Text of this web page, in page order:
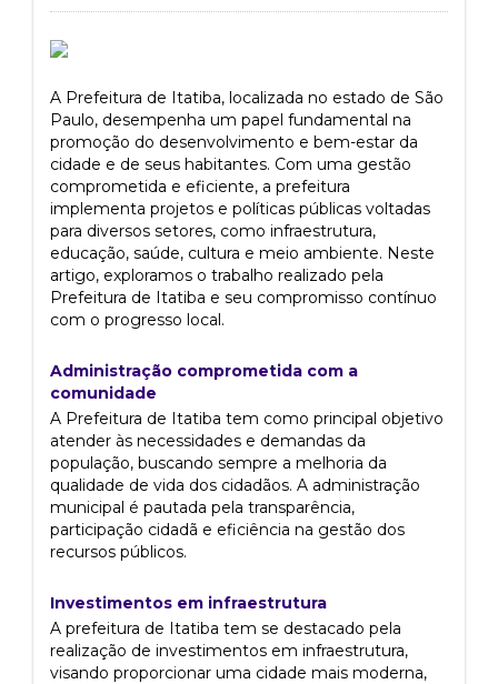
A Prefeitura de Itatiba, localizada no estado de São
Paulo, desempenha um papel fundamental na
promoção do desenvolvimento e bem-estar da
cidade e de seus habitantes. Com uma gestão
comprometida e eficiente, a prefeitura
implementa projetos e políticas públicas voltadas
para diversos setores, como infraestrutura,
educação, saúde, cultura e meio ambiente. Neste
artigo, exploramos o trabalho realizado pela
Prefeitura de Itatiba e seu compromisso contínuo
com o progresso local.
Administração comprometida com a
comunidade
A Prefeitura de Itatiba tem como principal objetivo
atender às necessidades e demandas da
população, buscando sempre a melhoria da
qualidade de vida dos cidadãos. A administração
municipal é pautada pela transparência,
participação cidadã e eficiência na gestão dos
recursos públicos.
Investimentos em infraestrutura
A prefeitura de Itatiba tem se destacado pela
realização de investimentos em infraestrutura,
visando proporcionar uma cidade mais moderna,